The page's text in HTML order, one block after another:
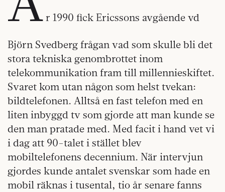
r 1990 fick Ericssons avgående vd
Björn Svedberg frågan vad som skulle bli det
stora tekniska genombrottet inom
telekommunikation fram till millennieskiftet.
Svaret kom utan någon som helst tvekan:
bildtelefonen. Alltså en fast telefon med en
liten inbyggd tv som gjorde att man kunde se
den man pratade med. Med facit i hand vet vi
i dag att 90-talet i stället blev
mobiltelefonens decennium. När intervjun
gjordes kunde antalet svenskar som hade en
mobil räknas i tusental, tio år senare fanns